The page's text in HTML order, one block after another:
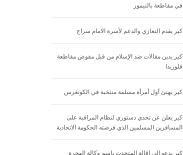
في مقاطعة بالتيمور
كير يقدم التعازي والدعم لأسرة الامام سراج
كير يدين مقالات ضد الإسلام من قبل مفوض مقاطعة
فلوريدا
كير يهنئ أول أمرأة مسلمة منتخبة في الكونغرس
كير يعلن عن تحدي دستوري لنظام المراقبة على
المسافرين المسلمين الذي فرضته الحكومة الاتحادية
كير يدعو إلى إقالة المتحدث باسم وكالة الهجرة